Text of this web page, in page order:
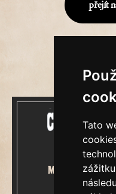
Tato
přejít
Mecenášem